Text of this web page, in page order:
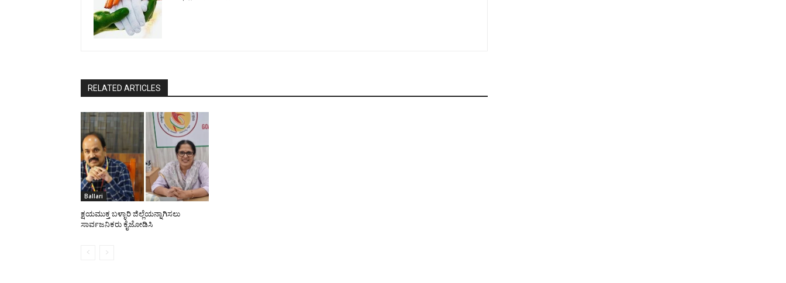
RELATED ARTICLES
Ballari
ಕ್ಷಯಮುಕ್ತ ಬಳ್ಳಾರಿ ಜಿಲ್ಲೆಯನ್ನಾಗಿಸಲು
ಸಾರ್ವಜನಿಕರು ಕೈಜೋಡಿಸಿ